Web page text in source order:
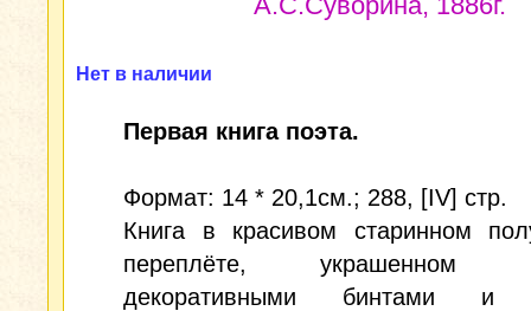
Нет в наличии
Первая книга поэта.
Формат: 14 * 20,1см.; 288, [IV] стр.
Книга в красивом старинном
переплёте, украшенном
декоративными бинтами и